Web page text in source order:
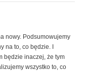
nowy. Podsumowujemy
na to, co będzie. I
będzie inaczej, że tym
wszystko to, co